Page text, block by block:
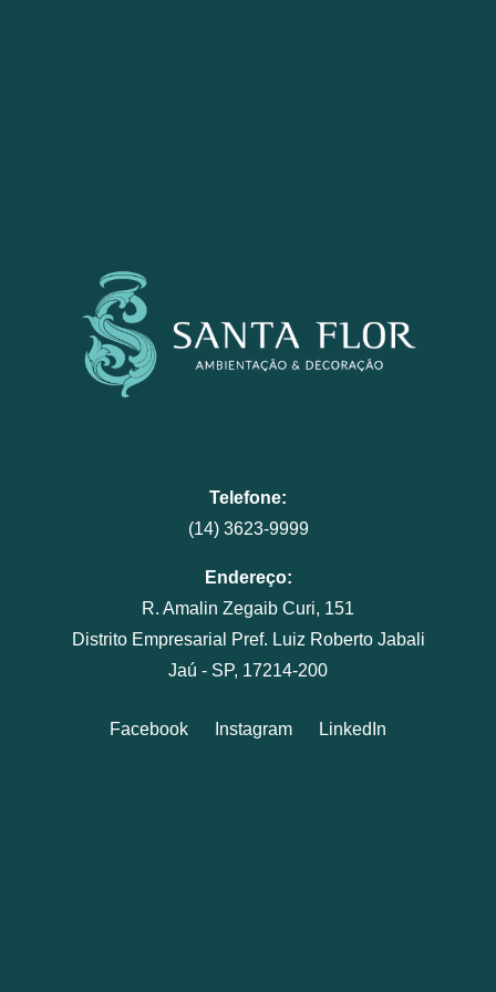
Telefone:
(14) 3623-9999
Endereço:
R. Amalin Zegaib Curi, 151
Distrito Empresarial Pref. Luiz Roberto Jabali
Jaú - SP, 17214-200
Facebook Instagram LinkedIn